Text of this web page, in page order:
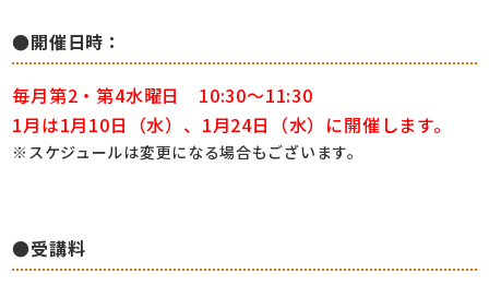
●開催日時：
毎月第2・第4水曜日 10:30～11:30
1月は1月10日（水）、1月24日（水）に開催します。
※スケジュールは変更になる場合もございます。
●受講料